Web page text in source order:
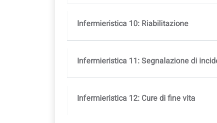
Infermieristica 10: Riabilitazione
Infermieristica 11: Segnalazione di
Infermieristica 12: Cure di fine vita